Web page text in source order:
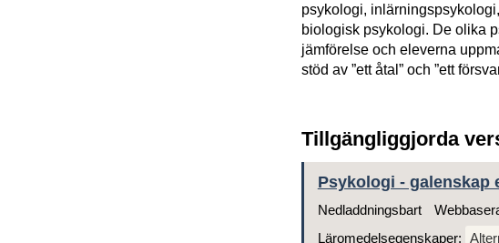
psykologi,
biologisk psykologi. De olika
jämförelse och eleverna
stöd av ”ett åtal” och ”ett
Tillgängliggjorda
Psykologi - galenskap
Nedladdningsbart
Läromedelsegenskaper: